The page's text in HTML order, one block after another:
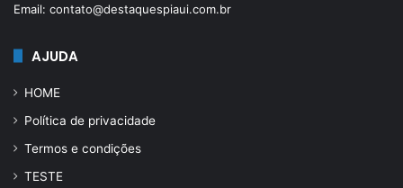
Email: contato@destaquespiaui.com.br
AJUDA
HOME
Política de privacidade
Termos e condições
TESTE